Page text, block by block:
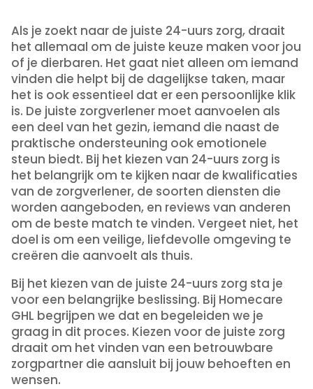
Als je zoekt naar de juiste 24-uurs zorg, draait
het allemaal om de juiste keuze maken voor jou
of je dierbaren. Het gaat niet alleen om iemand
vinden die helpt bij de dagelijkse taken, maar
het is ook essentieel dat er een persoonlijke klik
is. De juiste zorgverlener moet aanvoelen als
een deel van het gezin, iemand die naast de
praktische ondersteuning ook emotionele
steun biedt. Bij het kiezen van 24-uurs zorg is
het belangrijk om te kijken naar de kwalificaties
van de zorgverlener, de soorten diensten die
worden aangeboden, en reviews van anderen
om de beste match te vinden. Vergeet niet, het
doel is om een veilige, liefdevolle omgeving te
creëren die aanvoelt als thuis.
Bij het kiezen van de juiste 24-uurs zorg sta je
voor een belangrijke beslissing. Bij Homecare
GHL begrijpen we dat en begeleiden we je
graag in dit proces. Kiezen voor de juiste zorg
draait om het vinden van een betrouwbare
zorgpartner die aansluit bij jouw behoeften en
wensen.